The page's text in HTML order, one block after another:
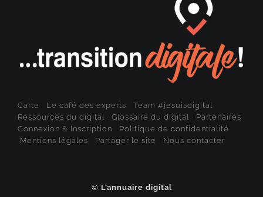
Carte Le café des experts
Team #jesuisdigital
Ressources du digital
Glossaire du digital
Partenaires
Connexion & Inscription
Politique de confidentialité
Mentions légales
Partager le site Nous contacter
© L’annuaire digital